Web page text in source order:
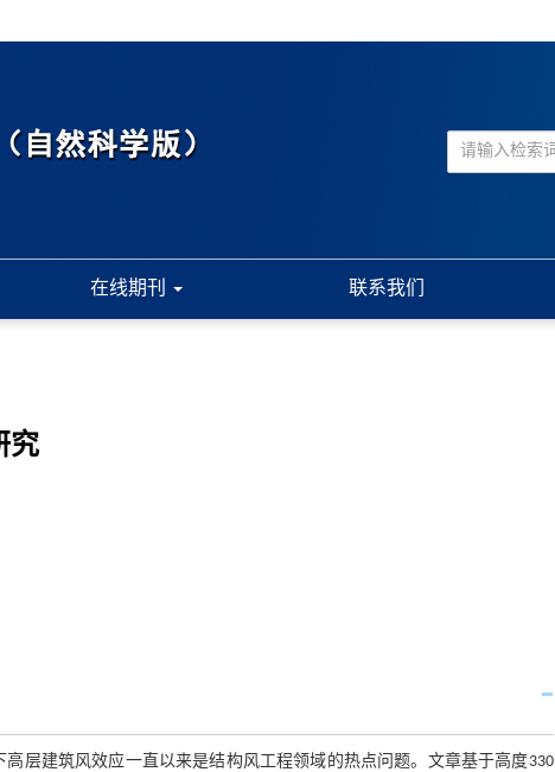
在线期刊 联系我们
究
层建筑风效应一直以来是结构风工程领域的热点问题。文章基于高度330